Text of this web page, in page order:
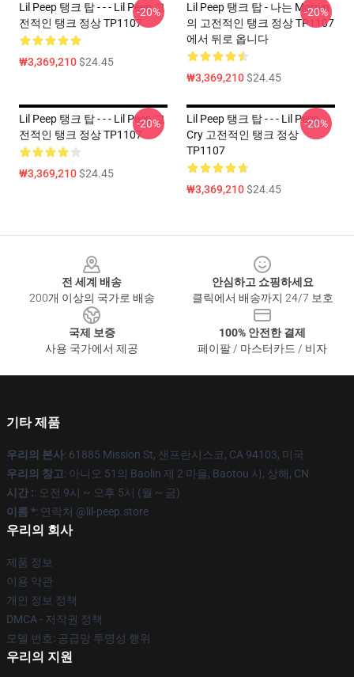
Lil Peep 탱크 탑 - - - Lil Peep 고
전적인 탱크 정상 TP1107
₩3,369,210$24.45
-20%
Lil Peep 탱크 탑 - 나는 Mornin
의 고전적인 탱크 정상 TP1107
에서 뒤로 옵니다
₩3,369,210$24.45
-20%
Lil Peep 탱크 탑 - - - Lil Peep 고
전적인 탱크 정상 TP1107
₩3,369,210$24.45
-20%
Lil Peep 탱크 탑 - - - Lil Peep
Cry 고전적인 탱크 정상
TP1107
₩3,369,210$24.45
-20%
전 세계 배송
200개 이상의 국가로 배송
안심하고 쇼핑하세요
클릭에서 배송까지 24/7 보호
국제 보증
사용 국가에서 제공
100% 안전한 결제
페이팔 / 마스터카드 / 비자
기타 제품
우리의 본사: 61885 Mission St, 샌프란시스코, CA 94103, 미국
우리의 창고: 아니오 51의 Baolin 제 2 마을, Baotou 시, 상해, CN
시간 :: 오전 9시 ~ 오후 5시 (월 ~ 금)
이름 *: 연락처 @lil-peep.store
우리의 회사
제품 정보
이용 약관
개인 정보 정책
DMCA - 저작권 정책
모델 번호: 공급망 투명성 행위
우리의 지원